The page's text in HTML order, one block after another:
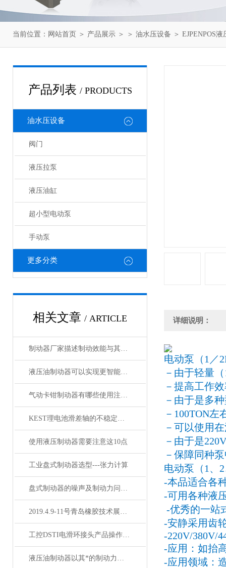
当前位置： 网站首页 ＞ 产品展示 ＞ ＞ 油水压设备 ＞ EJPENPOS
产品列表 / PRODUCTS
油水压设备
阀门
液压拉泵
液压油缸
超小型电动泵
手动泵
更多分类
相关文章 / ARTICLE
制动器厂家描述制动效能与其恒定性的研究
液压油制动器可以实现更智能的控制和监测
气动卡钳制动器有哪些使用注意事项
KEST理电池滑差轴的不稳定现象解析
使用液压制动器需要注意这10点
工业盘式制动器选型---张力计算
盘式制动器的噪声及制动力问题处理
2019.4.9-11号青岛橡胶技术展缆会-KEST制动器
工控DSTI电滑环接头产品操作步骤、注意事项
液压油制动器以其*的制动力矩和稳定的制动性能而受到青睐
详细说明：
电动泵（1／
－由于轻量
－提高工作
－由于是多
－100TON左
－可以使用
－由于是
－保障同种
电动泵（1、
-本品适合各
-可用各种液
-优秀的一站
-安静采用齿
-220V/380V/
-应用：如抬
-应用领域：